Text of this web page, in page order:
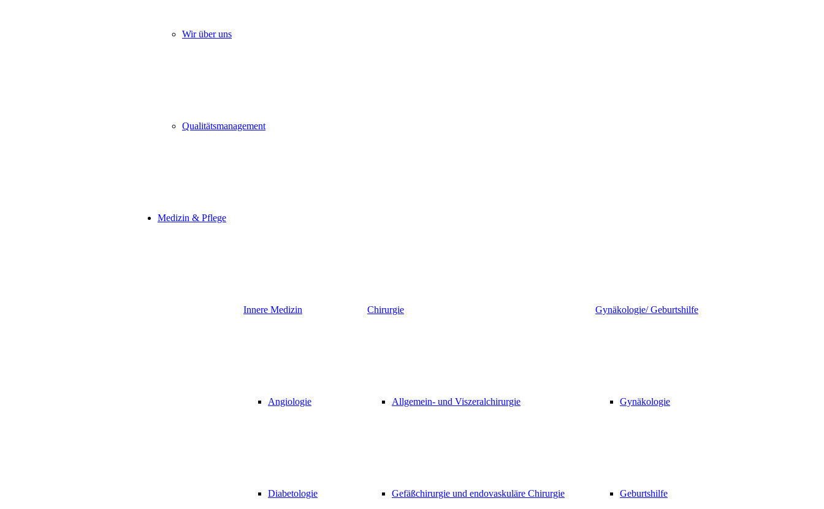
Wir über uns
Qualitätsmanagement
Medizin & Pflege
Innere Medizin
Angiologie
Diabetologie
Chirurgie
Allgemein- und Viszeralchirurgie
Gefäßchirurgie und endovaskuläre Chirurgie
Gynäkologie/ Geburtshilfe
Gynäkologie
Geburtshilfe